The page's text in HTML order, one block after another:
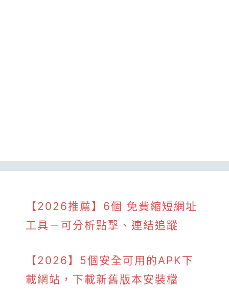
【2026推薦】6個 免費縮短網址
工具－可分析點擊、連結追蹤
【2026】5個安全可用的APK下
載網站，下載新舊版本安裝檔